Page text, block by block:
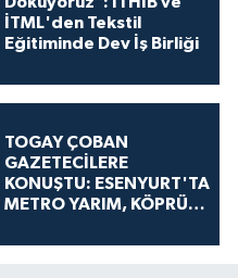
İTML'den Tekstil
Eğitiminde Dev İş Birliği
TOGAY ÇOBAN
GAZETECİLERE
KONUŞTU: ESENYURT'TA
METRO YARIM, KÖPRÜ
KOKUYOR!